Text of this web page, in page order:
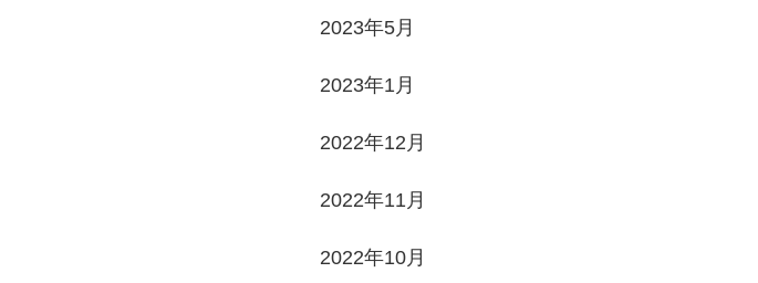
2023年5月
2023年1月
2022年12月
2022年11月
2022年10月